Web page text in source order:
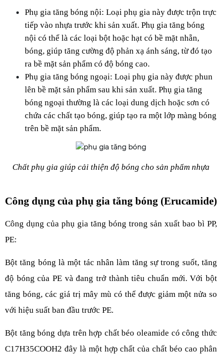
Phụ gia tăng bóng nội: Loại phụ gia này được trộn trực
tiếp vào nhựa trước khi sản xuất. Phụ gia tăng bóng
nội có thể là các loại bột hoặc hạt có bề mặt nhẵn,
bóng, giúp tăng cường độ phản xạ ánh sáng, từ đó tạo
ra bề mặt sản phẩm có độ bóng cao.
Phụ gia tăng bóng ngoại: Loại phụ gia này được phun
lên bề mặt sản phẩm sau khi sản xuất. Phụ gia tăng
bóng ngoại thường là các loại dung dịch hoặc sơn có
chứa các chất tạo bóng, giúp tạo ra một lớp màng bóng
trên bề mặt sản phẩm.
Chất phụ gia giúp cải thiện độ bóng cho sản phẩm nhựa
Công dụng của phụ gia tăng bóng (Erucamide)
Công dụng của phụ gia tăng bóng trong sản xuất bao bì PP,
PE:
Bột tăng bóng là một tác nhân làm tăng sự trong suốt, tăng
độ bóng của PE và đang trở thành tiêu chuẩn mới. Với bột
tăng bóng, các giá trị mây mù có thể được giảm một nửa so
với hiệu suất ban đầu trước PE.
Bột tăng bóng dựa trên hợp chất béo oleamide có công thức
C17H35COOH2 đây là một hợp chất của chất béo cao phân